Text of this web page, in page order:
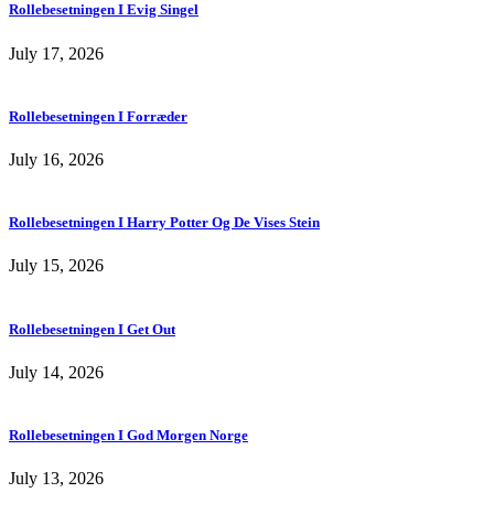
Rollebesetningen I Evig Singel
July 17, 2026
Rollebesetningen I Forræder
July 16, 2026
Rollebesetningen I Harry Potter Og De Vises Stein
July 15, 2026
Rollebesetningen I Get Out
July 14, 2026
Rollebesetningen I God Morgen Norge
July 13, 2026